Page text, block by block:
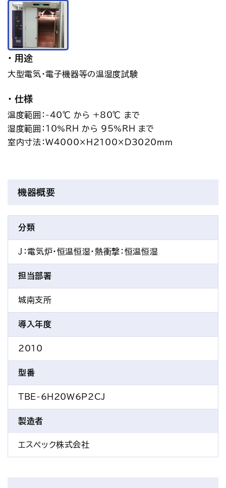
用途
大型電気・電子機器等の温湿度試験
仕様
温度範囲：-40℃ から +80℃ まで
湿度範囲：10%RH から 95%RH まで
室内寸法：W4000×H2100×D3020mm
機器概要
分類
J：電気炉・恒温恒湿・熱衝撃 ：恒温恒湿
担当部署
城南支所
導入年度
2010
型番
TBE-6H20W6P2CJ
製造者
エスペック株式会社